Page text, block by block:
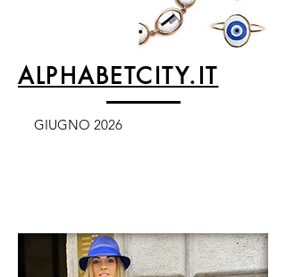
ALPHABETCITY.IT
GIUGNO 2026